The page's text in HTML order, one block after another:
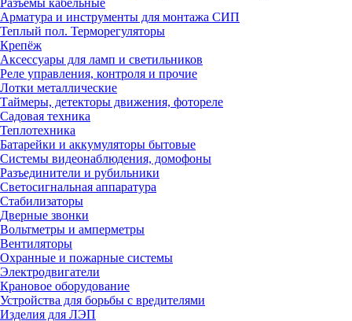
Разъемы кабельные
Арматура и инструменты для монтажа СИП
Теплый пол. Терморегуляторы
Крепёж
Аксессуары для ламп и светильников
Реле управления, контроля и прочие
Лотки металлические
Таймеры, детекторы движения, фотореле
Садовая техника
Теплотехника
Батарейки и аккумуляторы бытовые
Системы видеонаблюдения, домофоны
Разъединители и рубильники
Светосигнальная аппаратура
Стабилизаторы
Дверные звонки
Вольтметры и амперметры
Вентиляторы
Охранные и пожарные системы
Электродвигатели
Крановое оборудование
Устройства для борьбы с вредителями
Изделия для ЛЭП